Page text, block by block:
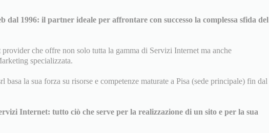
dal 1996: il partner ideale per affrontare con successo la complessa sfida del
che offre non solo tutta la gamma di Servizi Internet ma anche
specializzata.
basa la sua forza su risorse e competenze maturate a Pisa (sede principale) fin dal
Internet: tutto ciò che serve per la realizzazione di un sito e per la sua